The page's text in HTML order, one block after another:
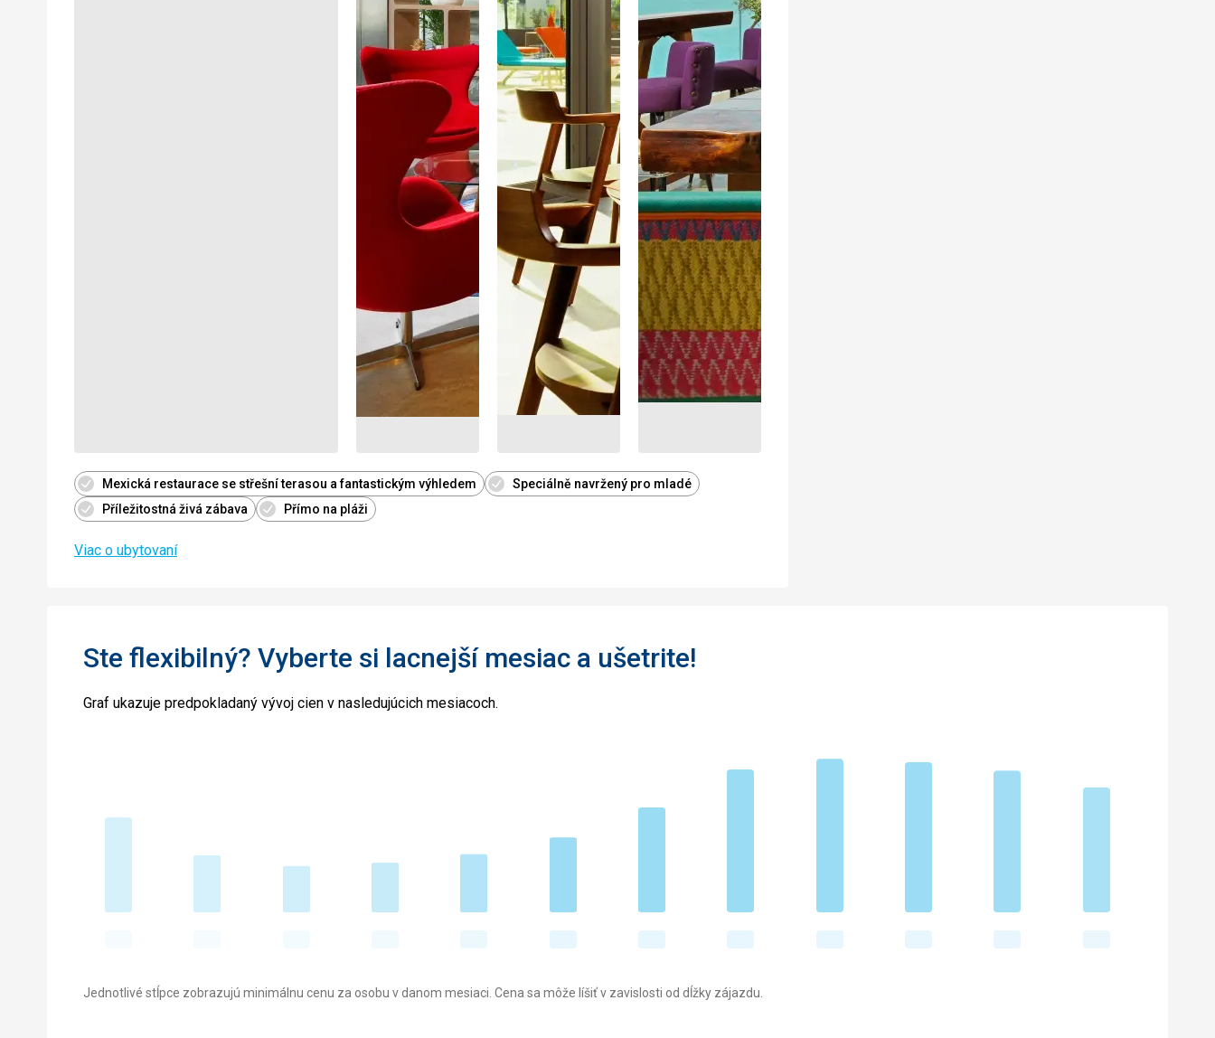
Mexická restaurace se střešní terasou a fantastickým výhledem
Speciálně navržený pro mladé
Příležitostná živá zábava
Přímo na pláži
Viac o ubytovaní
Ste flexibilný? Vyberte si lacnejší mesiac a ušetrite!
Graf ukazuje predpokladaný vývoj cien v nasledujúcich mesiacoch.
Jednotlivé stĺpce zobrazujú minimálnu cenu za osobu v danom mesiaci. Cena sa môže líšiť v zavislosti od dĺžky zájazdu.